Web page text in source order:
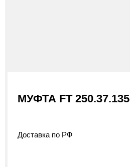
МУФТА FT 250.37.135
Доставка по РФ